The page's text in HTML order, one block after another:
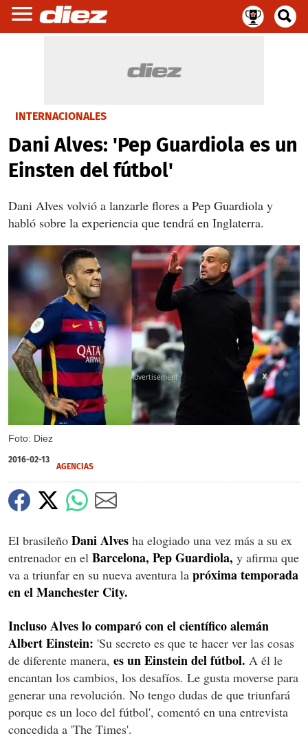
INTERNACIONALES
Dani Alves: 'Pep Guardiola es un
Einsten del fútbol'
Dani Alves volvió a lanzarle flores a Pep Guardiola y
habló sobre la experiencia que tendrá en Inglaterra.
Foto: Diez
X
2016-02-13
AGENCIAS
El brasileño Dani Alves ha elogiado una vez más a su ex
entrenador en el Barcelona, Pep Guardiola, y afirma que
va a triunfar en su nueva aventura la próxima temporada
en el Manchester City.
Incluso Alves lo comparó con el científico alemán
Albert Einstein: 'Su secreto es que te hacer ver las cosas
de diferente manera, es un Einstein del fútbol. A él le
encantan los cambios, los desafíos. Le gusta moverse para
generar una revolución. No tengo dudas de que triunfará
porque es un loco del fútbol', comentó en una entrevista
concedida a 'The Times'.